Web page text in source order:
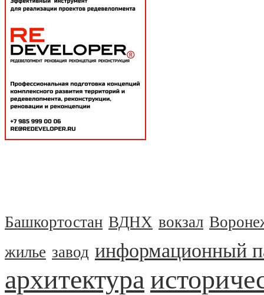
Башкортостан ВДНХ вокзал
жилье завод информационный
архитектура